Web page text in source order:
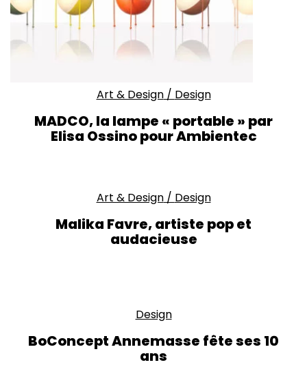
Art & Design/ Design
MADCO, la lampe « portable » par
Elisa Ossino pour Ambientec
Art & Design/ Design
Malika Favre, artiste pop et
audacieuse
Design
BoConcept Annemasse fête ses 10
ans